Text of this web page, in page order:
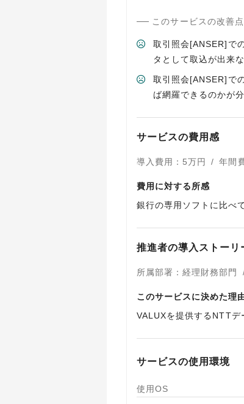
このサービスの改善
取引照会[ANSER]で
タとして取込が出来な
取引照会[ANSER]で
ば網羅できるのかが
サービスの費用感
導入費用 ： 5万円 / 年間
費用に対する所感
銀行の専用ソフトに比べ
推進者の導入ストーリ
所属部署 ：経理財務部門
このサービスに決めた理
VALUXを提供するNTTデ
サービスの使用環境
使用OS